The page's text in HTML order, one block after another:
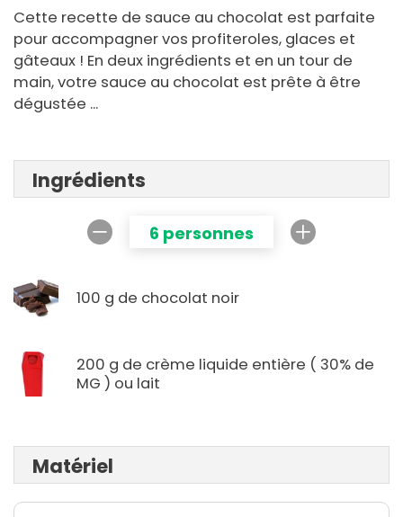
Cette recette de sauce au chocolat est parfaite
pour accompagner vos profiteroles, glaces et
gâteaux ! En deux ingrédients et en un tour de
main, votre sauce au chocolat est prête à être
dégustée ...
Ingrédients
6 personnes
100 g de chocolat noir
200 g de crème liquide entière ( 30% de
MG ) ou lait
Matériel